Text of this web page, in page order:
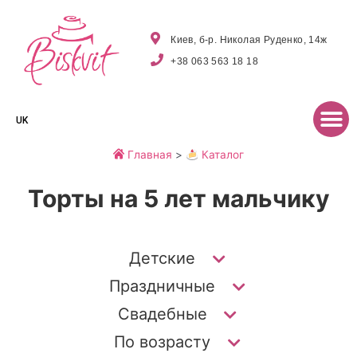
Киев, б-р. Николая Руденко, 14ж
+38 063 563 18 18
UK
Главная > Каталог
Торты на 5 лет мальчику
Детские
Праздничные
Свадебные
По возрасту